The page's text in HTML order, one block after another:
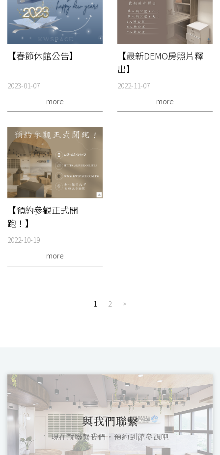
【春節休館公告】
2023-01-07
more
【最新DEMO房照片釋
出】
2022-11-07
more
【預約參觀正式開
跑！】
2022-10-19
more
1 2 >
與我們聯繫
現在就聯繫我們，預約到館參觀吧